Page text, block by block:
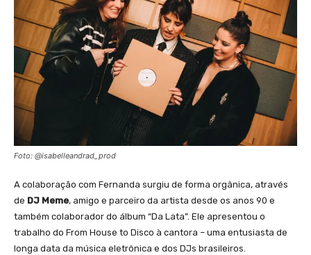
Foto: @isabelleandrad_prod
A colaboração com Fernanda surgiu de forma orgânica, através
de DJ Meme, amigo e parceiro da artista desde os anos 90 e
também colaborador do álbum “Da Lata”. Ele apresentou o
trabalho do From House to Disco à cantora – uma entusiasta de
longa data da música eletrônica e dos DJs brasileiros.